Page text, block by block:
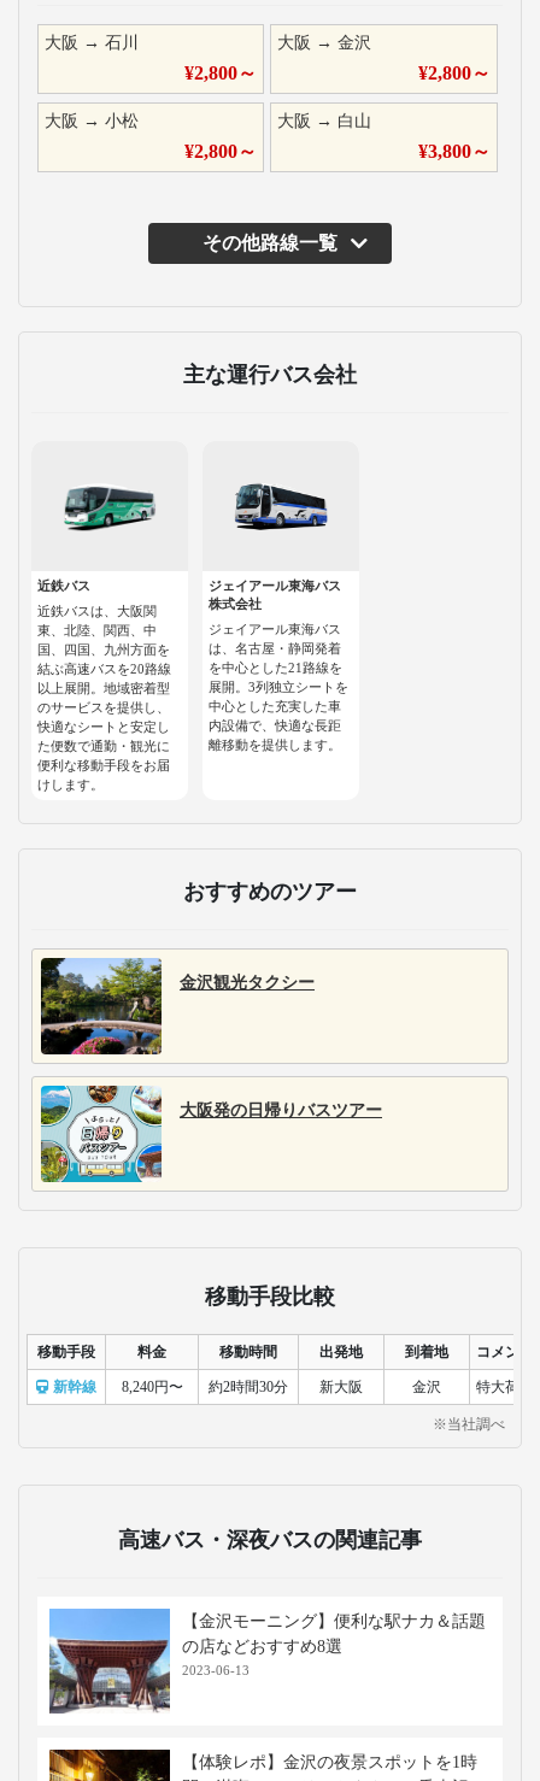
大阪 → 石川
¥2,800～
大阪 →金沢
¥2,800～
大阪 → 小松
¥2,800～
大阪 → 白山
¥3,800～
その他路線一覧
主な運行バス会社
近鉄バス
近鉄バスは、大阪関
東、北陸、関西、中
国、四国、九州方面を
結ぶ高速バスを20路線
以上展開。地域密着型
のサービスを提供し、
快適なシートと安定し
た便数で通勤・観光に
便利な移動手段をお届
けします。
ジェイアール東海バス
株式会社
ジェイアール東海バス
は、名古屋・静岡発着
を中心とした21路線を
展開。3列独立シートを
中心とした充実した車
内設備で、快適な長距
離移動を提供します。
おすすめのツアー
金沢観光タクシー
大阪発の日帰りバスツアー
移動手段比較
移動手段 料金 移動時間 出発地 到着地 コメント
新幹線 8,240円〜 約2時間30分 新大阪 金沢 特大荷物
※当社調べ
高速バス・深夜バスの関連記事
【金沢モーニング】便利な駅ナカ＆話題
の店などおすすめ8選
2023-06-13
【体験レポ】金沢の夜景スポットを1時